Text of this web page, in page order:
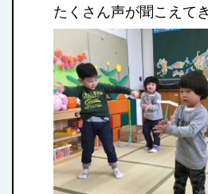
たくさん声が聞こえて